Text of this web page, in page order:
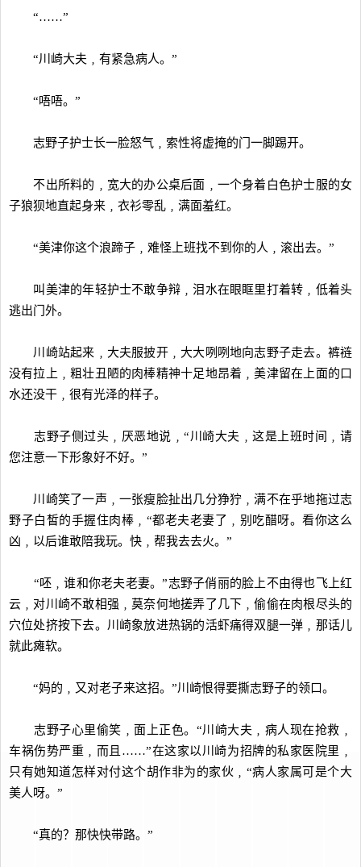
“……”
“川崎大夫﹐有紧急病人。”
“唔唔。”
志野子护士长一脸怒气﹐索性将虚掩的门一脚踢开。
不出所料的﹐宽大的办公桌后面﹐一个身着白色护士服的女
子狼狈地直起身来﹐衣衫零乱﹐满面羞红。
“美津你这个浪蹄子﹐难怪上班找不到你的人﹐滚出去。”
叫美津的年轻护士不敢争辩﹐泪水在眼眶里打着转﹐低着头
逃出门外。
川崎站起来﹐大夫服披开﹐大大咧咧地向志野子走去。裤裢
没有拉上﹐粗壮丑陋的肉棒精神十足地昂着﹐美津留在上面的口
水还没干﹐很有光泽的样子。
志野子侧过头﹐厌恶地说﹐“川崎大夫﹐这是上班时间﹐请
您注意一下形象好不好。”
川崎笑了一声﹐一张瘦脸扯出几分狰狞﹐满不在乎地拖过志
野子白皙的手握住肉棒﹐“都老夫老妻了﹐别吃醋呀。看你这么
凶﹐以后谁敢陪我玩。快﹐帮我去去火。”
“呸﹐谁和你老夫老妻。”志野子俏丽的脸上不由得也飞上红
云﹐对川崎不敢相强﹐莫奈何地搓弄了几下﹐偷偷在肉根尽头的
穴位处挤按下去。川崎象放进热锅的活虾痛得双腿一弹﹐那话儿
就此瘫软。
“妈的﹐又对老子来这招。”川崎恨得要撕志野子的领口。
志野子心里偷笑﹐面上正色。“川崎大夫﹐病人现在抢救﹐
车祸伤势严重﹐而且……”在这家以川崎为招牌的私家医院里﹐
只有她知道怎样对付这个胡作非为的家伙﹐“病人家属可是个大
美人呀。”
“真的？那快快带路。”